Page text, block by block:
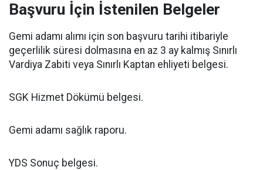
Başvuru İçin İstenilen Belgeler
Gemi adamı alımı için son başvuru tarihi itibariyle
geçerlilik süresi dolmasına en az 3 ay kalmış Sınırlı
Vardiya Zabiti veya Sınırlı Kaptan ehliyeti belgesi.
SGK Hizmet Dökümü belgesi.
Gemi adamı sağlık raporu.
YDS Sonuç belgesi.